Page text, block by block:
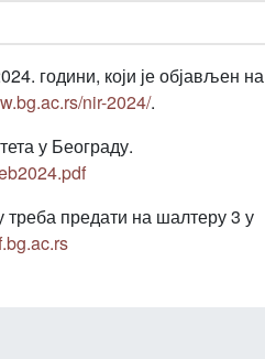
години, који је објављен на
nir-2024/.
у Београду.
предати на шалтеру 3 у